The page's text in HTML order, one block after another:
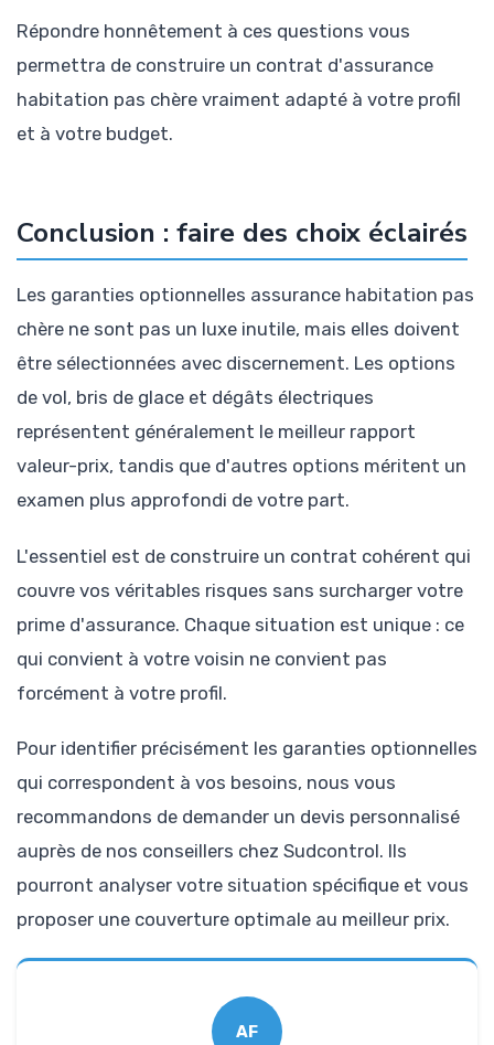
Répondre honnêtement à ces questions vous
permettra de construire un contrat d'assurance
habitation pas chère vraiment adapté à votre profil
et à votre budget.
Conclusion : faire des choix éclairés
Les garanties optionnelles assurance habitation pas
chère ne sont pas un luxe inutile, mais elles doivent
être sélectionnées avec discernement. Les options
de vol, bris de glace et dégâts électriques
représentent généralement le meilleur rapport
valeur-prix, tandis que d'autres options méritent un
examen plus approfondi de votre part.
L'essentiel est de construire un contrat cohérent qui
couvre vos véritables risques sans surcharger votre
prime d'assurance. Chaque situation est unique : ce
qui convient à votre voisin ne convient pas
forcément à votre profil.
Pour identifier précisément les garanties optionnelles
qui correspondent à vos besoins, nous vous
recommandons de demander un devis personnalisé
auprès de nos conseillers chez Sudcontrol. Ils
pourront analyser votre situation spécifique et vous
proposer une couverture optimale au meilleur prix.
AF